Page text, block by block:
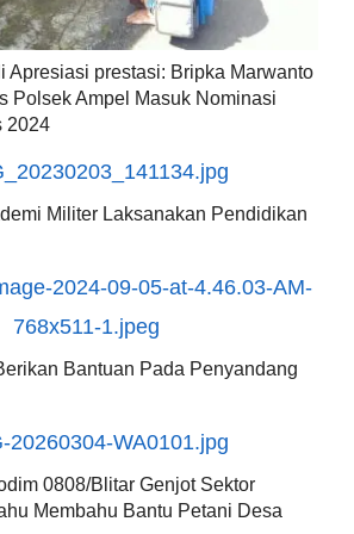
Apresiasi prestasi: Bripka Marwanto
Polsek Ampel Masuk Nominasi
2024
Militer Laksanakan Pendidikan
Bantuan Pada Penyandang
0808/Blitar Genjot Sektor
Membahu Bantu Petani Desa